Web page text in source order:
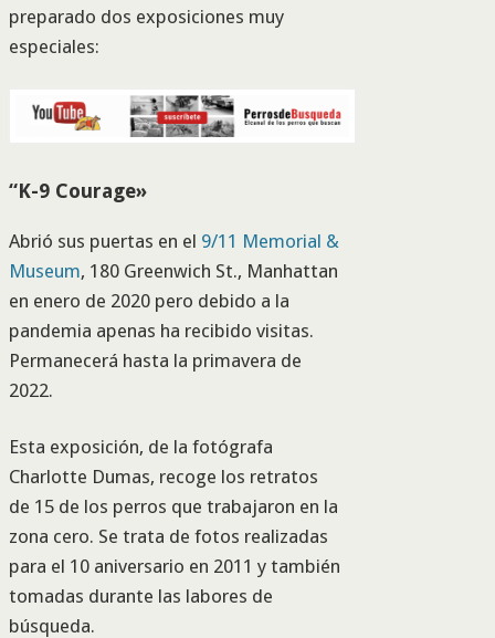
preparado dos exposiciones muy
especiales:
“K-9 Courage»
Abrió sus puertas en el 9/11 Memorial &
Museum, 180 Greenwich St., Manhattan
en enero de 2020 pero debido a la
pandemia apenas ha recibido visitas.
Permanecerá hasta la primavera de
2022.
Esta exposición, de la fotógrafa
Charlotte Dumas, recoge los retratos
de 15 de los perros que trabajaron en la
zona cero. Se trata de fotos realizadas
para el 10 aniversario en 2011 y también
tomadas durante las labores de
búsqueda.